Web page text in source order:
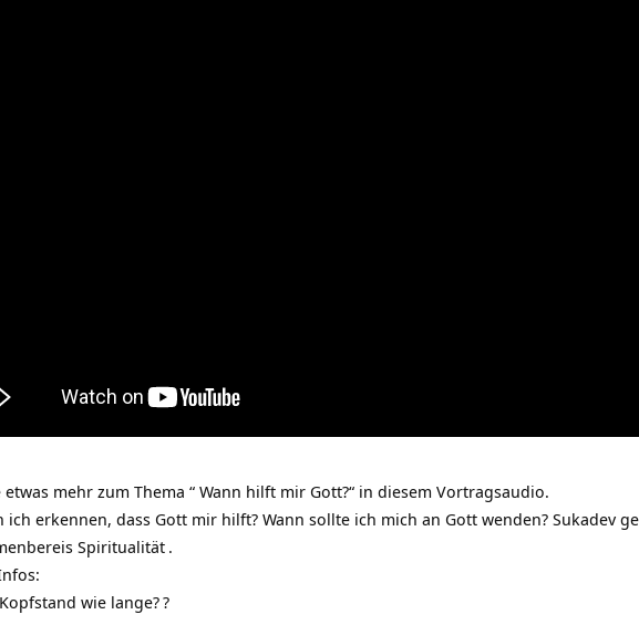
etwas mehr zum Thema “ Wann hilft mir Gott?“ in diesem Vortragsaudio.
ich erkennen, dass Gott mir hilft? Wann sollte ich mich an Gott wenden? Sukadev
Spiritualität .
wie lange??